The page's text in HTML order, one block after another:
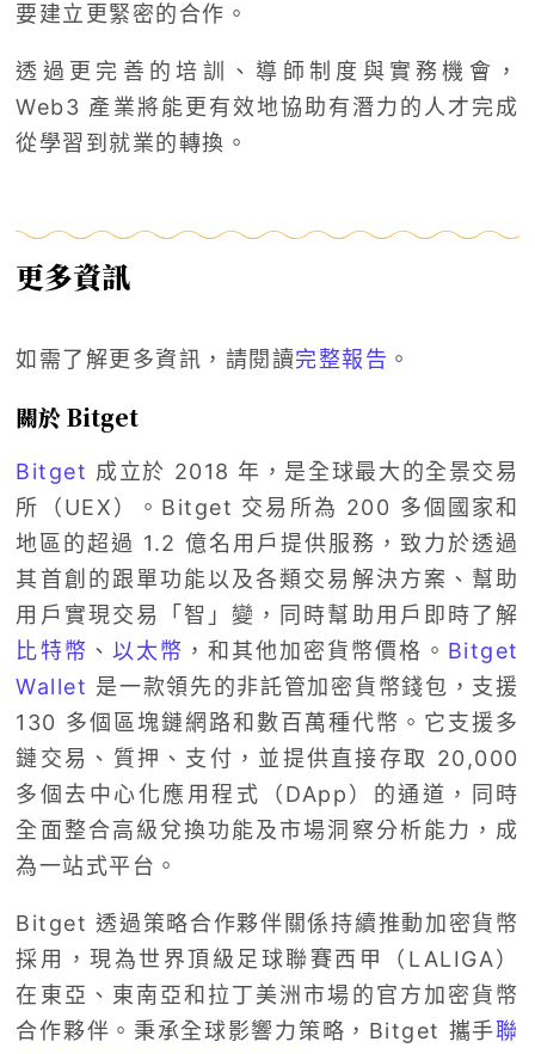
要建立更緊密的合作。
透過更完善的培訓、導師制度與實務機會，
Web3 產業將能更有效地協助有潛力的人才完成
從學習到就業的轉換。
更多資訊
如需了解更多資訊，請閱讀完整報告 。
關於 Bitget
Bitget 成立於 2018 年，是全球最大的全景交易
所（UEX）。Bitget 交易所為 200 多個國家和
地區的超過 1.2 億名用戶提供服務，致力於透過
其首創的跟單功能以及各類交易解決方案、幫助
用戶實現交易「智」變，同時幫助用戶即時了解
比特幣 、 以太幣 ，和其他加密貨幣價格。 Bitget
Wallet 是一款領先的非託管加密貨幣錢包，支援
130 多個區塊鏈網路和數百萬種代幣。它支援多
鏈交易、質押、支付，並提供直接存取 20,000
多個去中心化應用程式（DApp）的通道，同時
全面整合高級兌換功能及市場洞察分析能力，成
為一站式平台。
Bitget 透過策略合作夥伴關係持續推動加密貨幣
採用，現為世界頂級足球聯賽西甲（LALIGA）
在東亞、東南亞和拉丁美洲市場的官方加密貨幣
合作夥伴。秉承全球影響力策略，Bitget 攜手聯